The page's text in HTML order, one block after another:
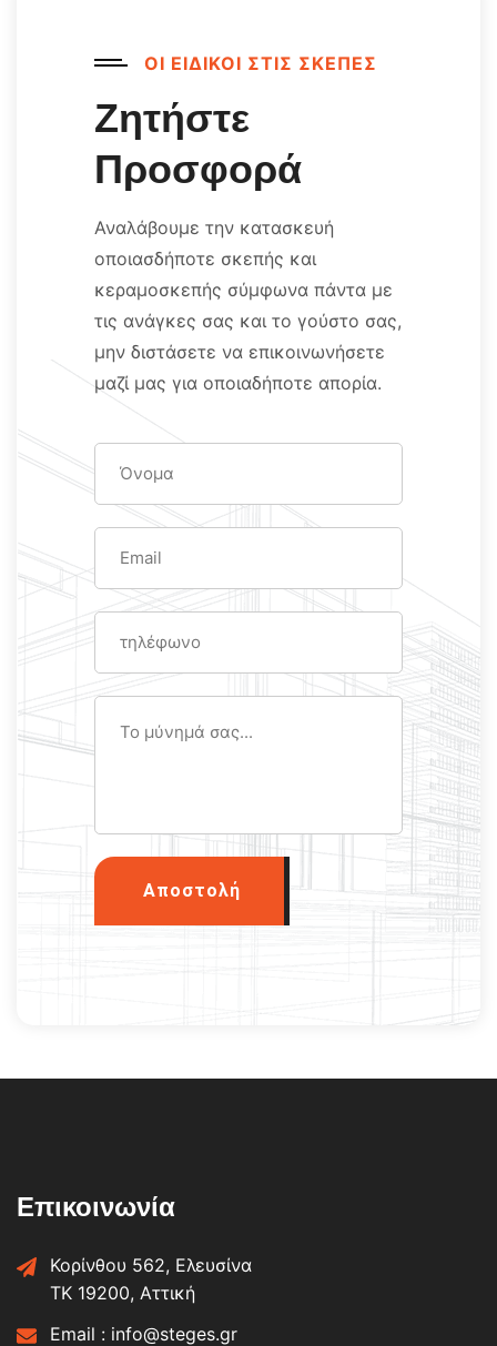
ΟΙ ΕΙΔΙΚΟΙ ΣΤΙΣ ΣΚΕΠΕΣ
Ζητήστε
Προσφορά
Αναλάβουμε την κατασκευή
οποιασδήποτε σκεπής και
κεραμοσκεπής σύμφωνα πάντα με
τις ανάγκες σας και το γούστο σας,
μην διστάσετε να επικοινωνήσετε
μαζί μας για οποιαδήποτε απορία.
Αποστολή
Επικοινωνία
Κορίνθου 562, Ελευσίνα
ΤΚ 19200, Αττική
Email : info@steges.gr